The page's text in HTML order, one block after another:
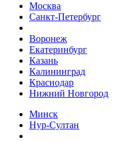
Москва
Санкт-Петербург
Воронеж
Екатеринбург
Казань
Калининград
Краснодар
Нижний Новгород
Минск
Нур-Султан